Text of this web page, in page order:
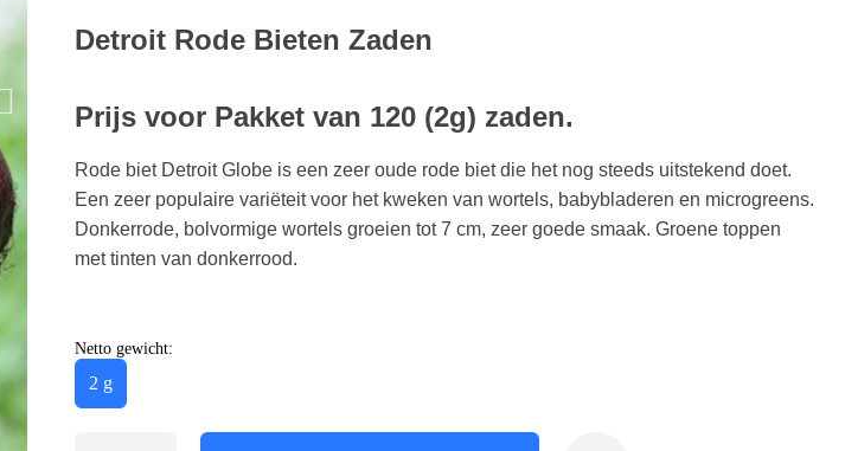
Detroit Rode Bieten Zaden
Prijs voor Pakket van 120 (2g) zaden.
Rode biet Detroit Globe is een zeer oude rode biet die het nog steeds uitstekend doet.
Een zeer populaire variëteit voor het kweken van wortels, babybladeren en microgreens.
Donkerrode, bolvormige wortels groeien tot 7 cm, zeer goede smaak. Groene toppen
met tinten van donkerrood.
Netto gewicht:
2 g